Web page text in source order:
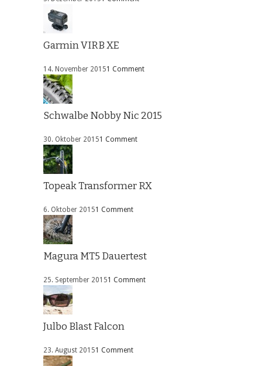
Garmin VIRB XE
14. November 20151 Comment
Schwalbe Nobby Nic 2015
30. Oktober 20151 Comment
Topeak Transformer RX
6. Oktober 20151 Comment
Magura MT5 Dauertest
25. September 20151 Comment
Julbo Blast Falcon
23. August 20151 Comment